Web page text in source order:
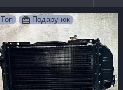
Топ Подарунок